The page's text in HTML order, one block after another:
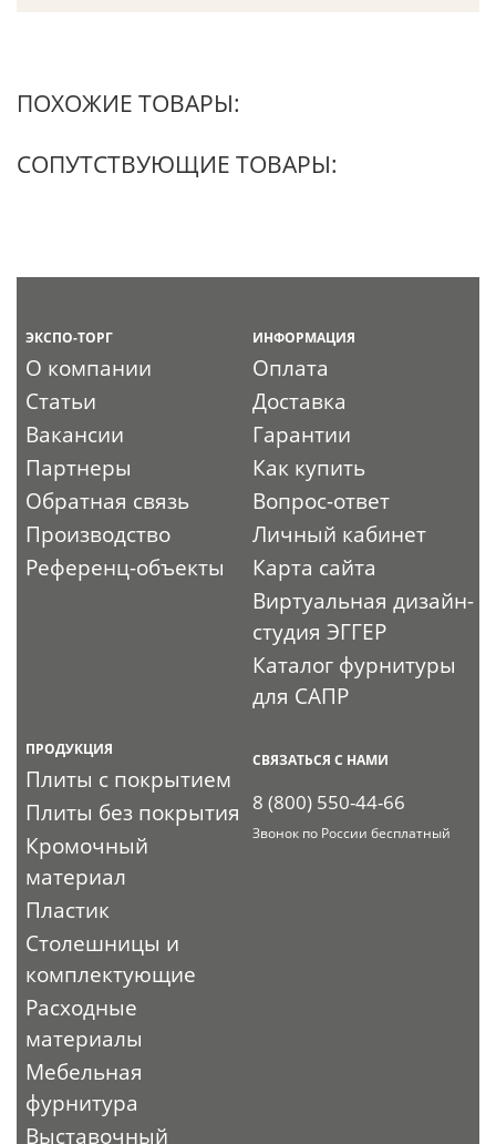
ПОХОЖИЕ ТОВАРЫ:
СОПУТСТВУЮЩИЕ ТОВАРЫ:
ЭКСПО-ТОРГ
О компании
Статьи
Вакансии
Партнеры
Обратная связь
Производство
Референц-объекты
ИНФОРМАЦИЯ
Оплата
Доставка
Гарантии
Как купить
Вопрос-ответ
Личный кабинет
Карта сайта
Виртуальная дизайн-
студия ЭГГЕР
Каталог фурнитуры
для САПР
ПРОДУКЦИЯ
Плиты с покрытием
Плиты без покрытия
Кромочный
материал
Пластик
Столешницы и
комплектующие
Расходные
материалы
Мебельная
фурнитура
Выставочный
СВЯЗАТЬСЯ С НАМИ
8 (800) 550-44-66
Звонок по России бесплатный